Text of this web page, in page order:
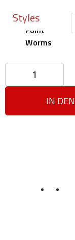
Pizza
Point
Worms
Styles
IN
Datenschutz AGB